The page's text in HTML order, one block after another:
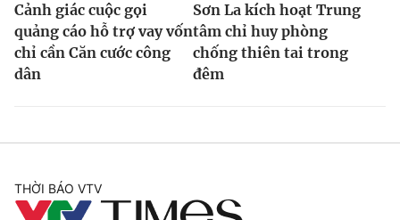
Cảnh giác cuộc gọi
quảng cáo hỗ trợ vay vốn
chỉ cần Căn cước công
dân
Sơn La kích hoạt Trung
tâm chỉ huy phòng
chống thiên tai trong
đêm
THỜI BÁO VTV